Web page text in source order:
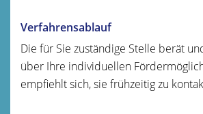
Verfahrensablauf
Die für Sie zuständige Stelle berät
über Ihre individuellen
empfiehlt sich, sie frühzeitig zu